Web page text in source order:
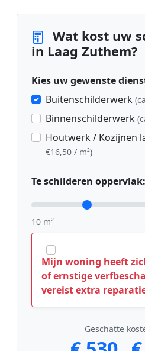
Wat kost uw
in Laag Zuthem?
Kies uw gewenste
Buitenschilderwerk
Binnenschilderwerk
Houtwerk / Kozijnen
€16,50 / m²)
Te schilderen oppervlak:
10 m²
Mijn woning heeft
of ernstige
vereist extra
Geschatte